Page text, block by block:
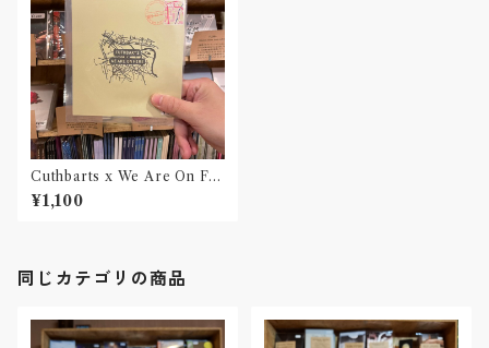
Cuthbarts x We Are On Fir
e / post marked stamps #2
(CD with download code)
¥1,100
同じカテゴリの商品